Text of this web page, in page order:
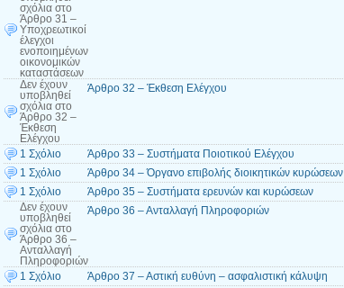
σχόλια στο
Άρθρο 31 –
Υποχρεωτικοί
έλεγχοι
ενοποιημένων
οικονομικών
καταστάσεων
Δεν έχουν
υποβληθεί
σχόλια στο
Άρθρο 32 –
Έκθεση
Ελέγχου
Άρθρο 32 – Έκθεση Ελέγχου
1 Σχόλιο
Άρθρο 33 – Συστήματα Ποιοτικού Ελέγχου
1 Σχόλιο
Άρθρο 34 – Όργανο επιβολής διοικητικών κυρώσεων
1 Σχόλιο
Άρθρο 35 – Συστήματα ερευνών και κυρώσεων
Δεν έχουν
υποβληθεί
σχόλια στο
Άρθρο 36 –
Ανταλλαγή
Πληροφοριών
Άρθρο 36 – Ανταλλαγή Πληροφοριών
1 Σχόλιο
Άρθρο 37 – Αστική ευθύνη – ασφαλιστική κάλυψη